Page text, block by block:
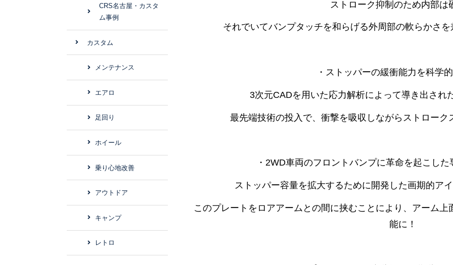
ストローク抑制のため内部は
それでいてバンプタッチを和らげる外周部の軟らかさ
・ストッパーの緩衝能力を科学
3次元CADを用いた応力解析によって導き出され
最先端技術の投入で、衝撃を吸収しながらストロー
・2WD車両のフロントバンプに革命を起こし
ストッパー容量を拡大するために開発した画期的ア
このプレートをロアアームとの間に挟むことにより、アーム
能に！
CRS名古屋・カスタ
ム事例
カスタム
メンテナンス
エアロ
足回り
ホイール
乗り心地改善
アウトドア
キャンプ
レトロ